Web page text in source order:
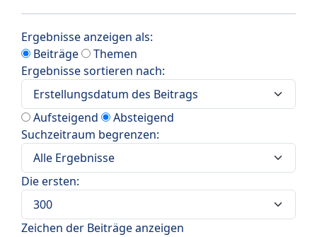
Ergebnisse anzeigen als:
Beiträge
Themen
Ergebnisse sortieren nach:
Aufsteigend
Absteigend
Suchzeitraum begrenzen:
Die ersten:
Zeichen der Beiträge anzeigen